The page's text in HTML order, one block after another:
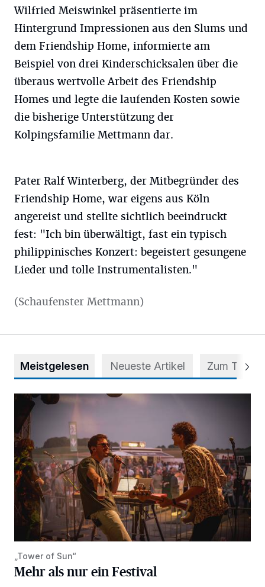
Wilfried Meiswinkel präsentierte im
Hintergrund Impressionen aus den Slums und
dem Friendship Home, informierte am
Beispiel von drei Kinderschicksalen über die
überaus wertvolle Arbeit des Friendship
Homes und legte die laufenden Kosten sowie
die bisherige Unterstützung der
Kolpingsfamilie Mettmann dar.
Pater Ralf Winterberg, der Mitbegründer des
Friendship Home, war eigens aus Köln
angereist und stellte sichtlich beeindruckt
fest: "Ich bin überwältigt, fast ein typisch
philippinisches Konzert: begeistert gesungene
Lieder und tolle Instrumentalisten."
(Schaufenster Mettmann)
Meistgelesen Neueste Artikel Zum Thema
Mehr als nur ein Festival
„Tower of Sun“
Mehr als nur ein Festival